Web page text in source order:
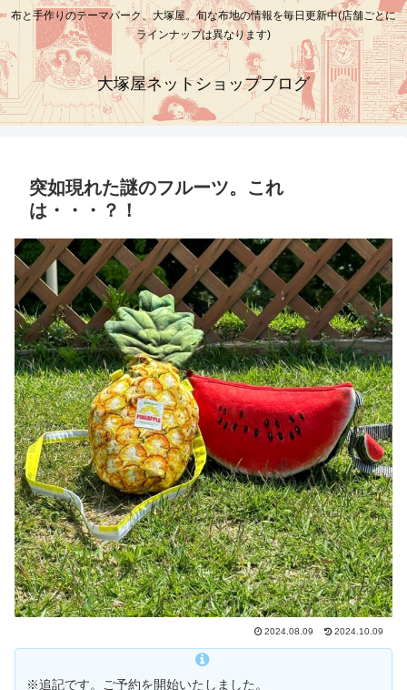
布と手作りのテーマパーク、大塚屋。旬な布地の情報を毎日更新中(店舗ごとに
ラインナップは異なります)
大塚屋ネットショップブログ
突如現れた謎のフルーツ。これ
は・・・？！
2024.08.09 2024.10.09
※追記です。ご予約を開始いたしました。